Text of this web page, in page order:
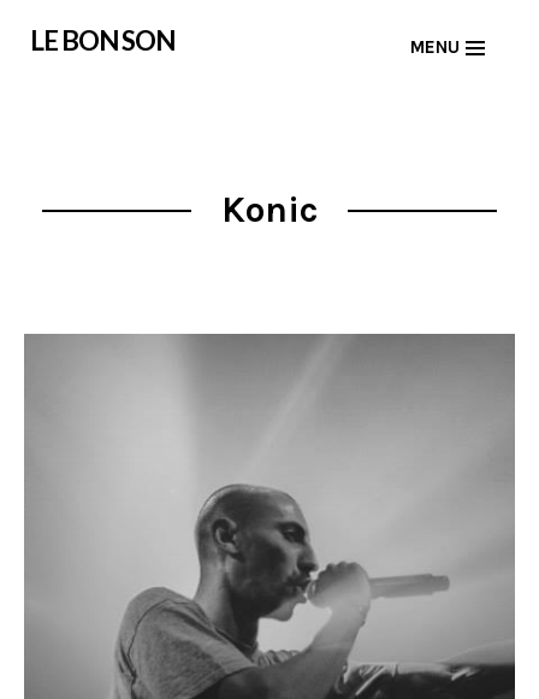
LE BON SON MENU
Konic